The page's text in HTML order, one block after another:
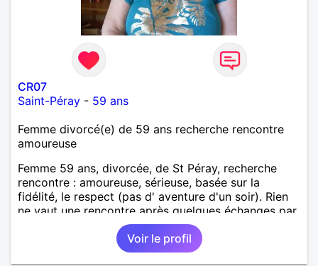
CR07
Saint-Péray - 59 ans
Femme divorcé(e) de 59 ans recherche rencontre
amoureuse
Femme 59 ans, divorcée, de St Péray, recherche
rencontre : amoureuse, sérieuse, basée sur la
fidélité, le respect (pas d' aventure d'un soir). Rien
ne vaut une rencontre après quelques échanges par
messages pour savoir si il y a un feeling entre les
deux et le désir de se revoir. Au plaisir de se
Voir le profil